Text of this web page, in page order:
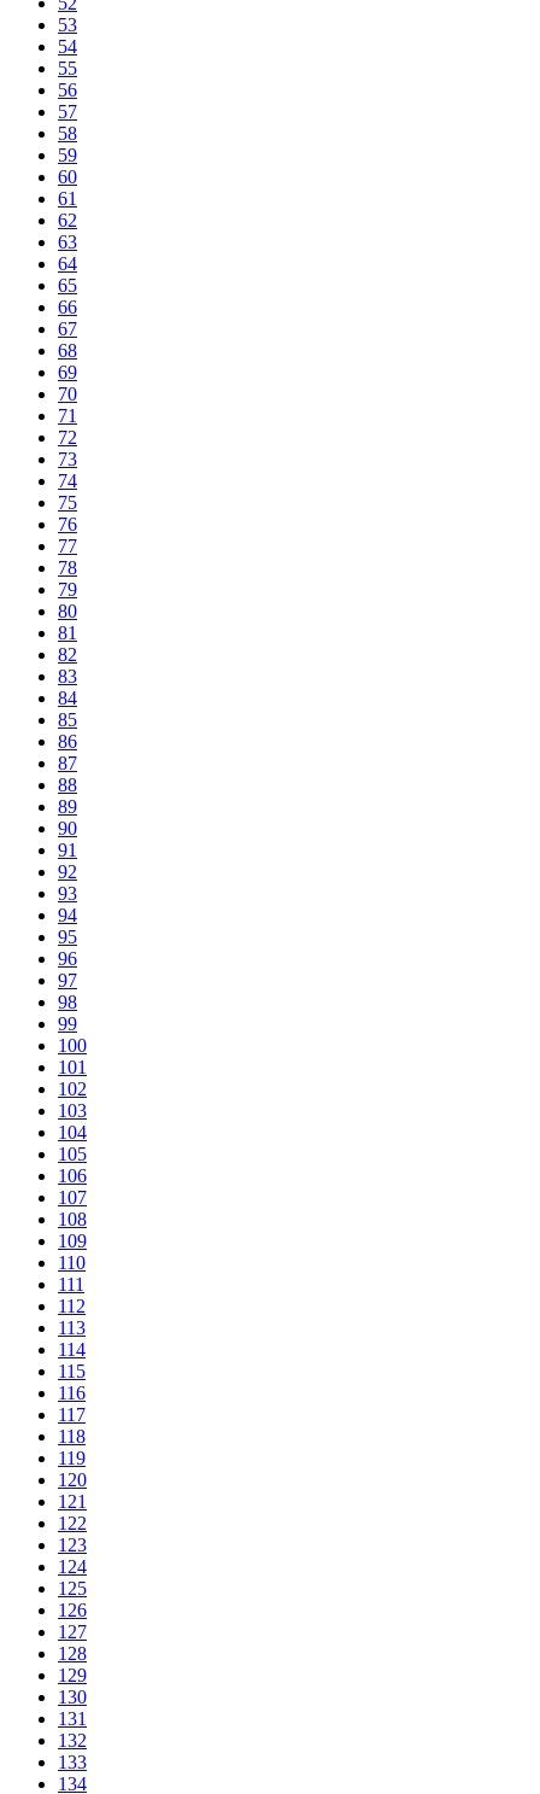
53
54
55
56
57
58
59
60
61
62
63
64
65
66
67
68
69
70
71
72
73
74
75
76
77
78
79
80
81
82
83
84
85
86
87
88
89
90
91
92
93
94
95
96
97
98
99
100
101
102
103
104
105
106
107
108
109
110
111
112
113
114
115
116
117
118
119
120
121
122
123
124
125
126
127
128
129
130
131
132
133
134